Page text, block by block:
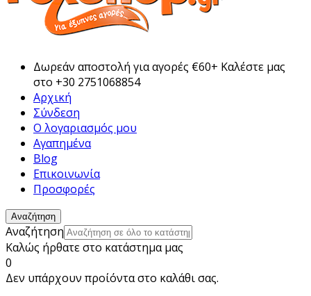
Δωρεάν αποστολή για αγορές €60+ Καλέστε μας
στο +30 2751068854
Αρχική
Σύνδεση
Ο λογαριασμός μου
Αγαπημένα
Blog
Επικοινωνία
Προσφορές
Αναζήτηση
Αναζήτηση
Καλώς ήρθατε στο κατάστημα μας
0
Δεν υπάρχουν προίόντα στο καλάθι σας.